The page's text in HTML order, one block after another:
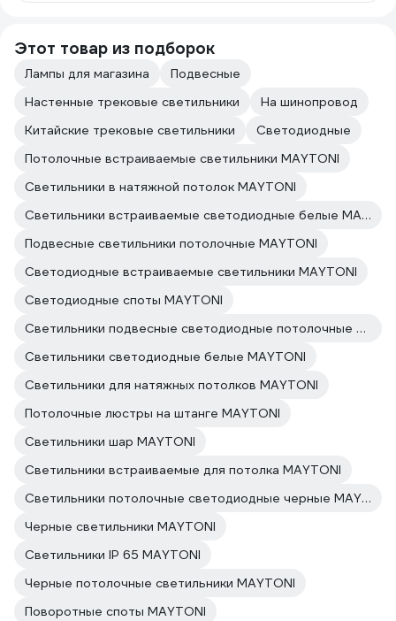
Этот товар из подборок
Лампы для магазина
Подвесные
Настенные трековые светильники
На шинопровод
Китайские трековые светильники
Светодиодные
Потолочные встраиваемые светильники MAYTONI
Светильники в натяжной потолок MAYTONI
Светильники встраиваемые светодиодные белые MAYTONI
Подвесные светильники потолочные MAYTONI
Светодиодные встраиваемые светильники MAYTONI
Светодиодные споты MAYTONI
Светильники подвесные светодиодные потолочные MAYTONI
Светильники светодиодные белые MAYTONI
Светильники для натяжных потолков MAYTONI
Потолочные люстры на штанге MAYTONI
Светильники шар MAYTONI
Светильники встраиваемые для потолка MAYTONI
Светильники потолочные светодиодные черные MAYTONI
Черные светильники MAYTONI
Светильники IP 65 MAYTONI
Черные потолочные светильники MAYTONI
Поворотные споты MAYTONI